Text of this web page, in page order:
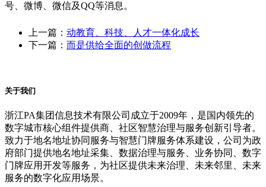
号、微博、微信及QQ等消息。
上一篇： 动教育、科技、人才一体化成长
下一篇： 而是供给全面的创做流程
关于我们
浙江PA集团信息技术有限公司成立于2009年，是国内领先的
数字城市核心组件提供商、社区智慧治理与服务创新引导者。
致力于地名地址协同服务与智慧门牌服务体系建设，公司为政
府部门提供地名地址采集、数据治理与服务、业务协同、数字
门牌应用开发等服务，为社区提供未来治理、未来邻里、未来
服务的数字化应用场景。